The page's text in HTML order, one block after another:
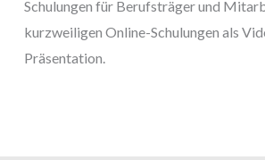
Schulungen für Berufsträger und
kurzweiligen Online-Schulungen als
Präsentation.